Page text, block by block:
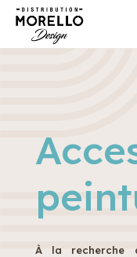
À la recherche